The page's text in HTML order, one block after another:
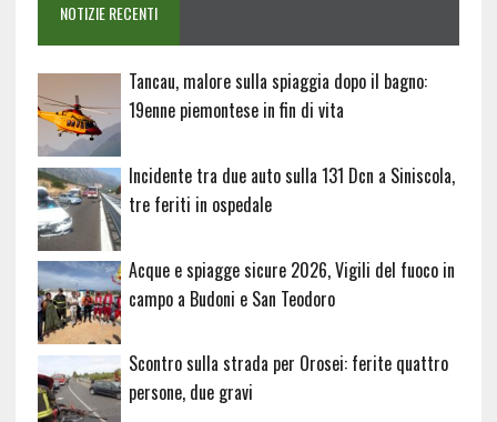
NOTIZIE RECENTI
Tancau, malore sulla spiaggia dopo il bagno:
19enne piemontese in fin di vita
Incidente tra due auto sulla 131 Dcn a Siniscola,
tre feriti in ospedale
Acque e spiagge sicure 2026, Vigili del fuoco in
campo a Budoni e San Teodoro
Scontro sulla strada per Orosei: ferite quattro
persone, due gravi